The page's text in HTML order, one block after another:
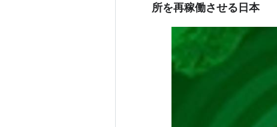
所を再稼働させる日本